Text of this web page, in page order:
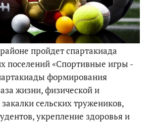
пройдет спартакиада
поселений «Спортивные игры -
формирования
жизни, физической и
сельских тружеников,
укрепление здоровья и